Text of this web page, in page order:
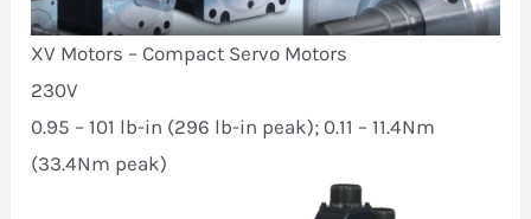
XV Motors – Compact Servo Motors
230V
0.95 – 101 lb-in (296 lb-in peak); 0.11 – 11.4Nm
(33.4Nm peak)